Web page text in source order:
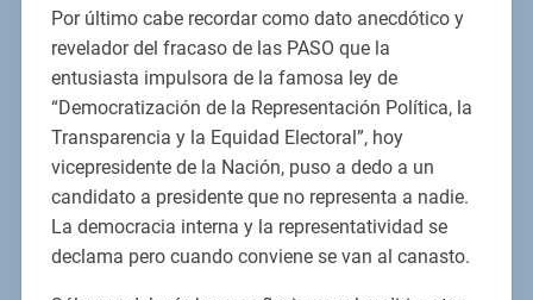
Por último cabe recordar como dato anecdótico y
revelador del fracaso de las PASO que la
entusiasta impulsora de la famosa ley de
“Democratización de la Representación Política, la
Transparencia y la Equidad Electoral”, hoy
vicepresidente de la Nación, puso a dedo a un
candidato a presidente que no representa a nadie.
La democracia interna y la representatividad se
declama pero cuando conviene se van al canasto.